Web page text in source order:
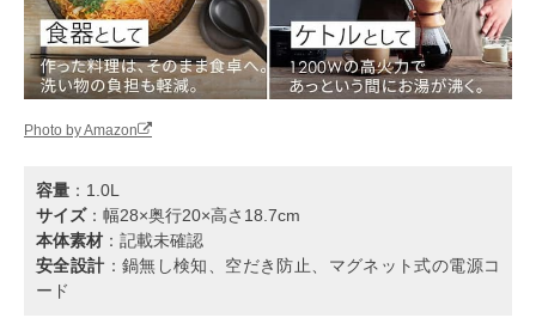
Photo by Amazon
容量 ：1.0L
サイズ：幅28×奥行20×高さ18.7cm
本体素材 ：記載未確認
安全設計 ：鍋無し検知、空だき防止、マグネット式の電源コ
ード